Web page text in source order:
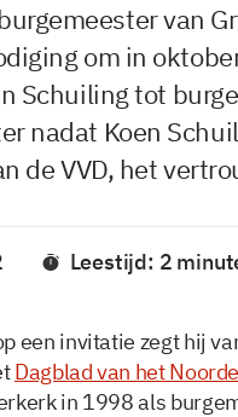
van
om in
Schuiling tot
nadat Koen
de VVD, het
Leestijd: 2
een invitatie zegt hij
Dagblad van het
in 1998 als